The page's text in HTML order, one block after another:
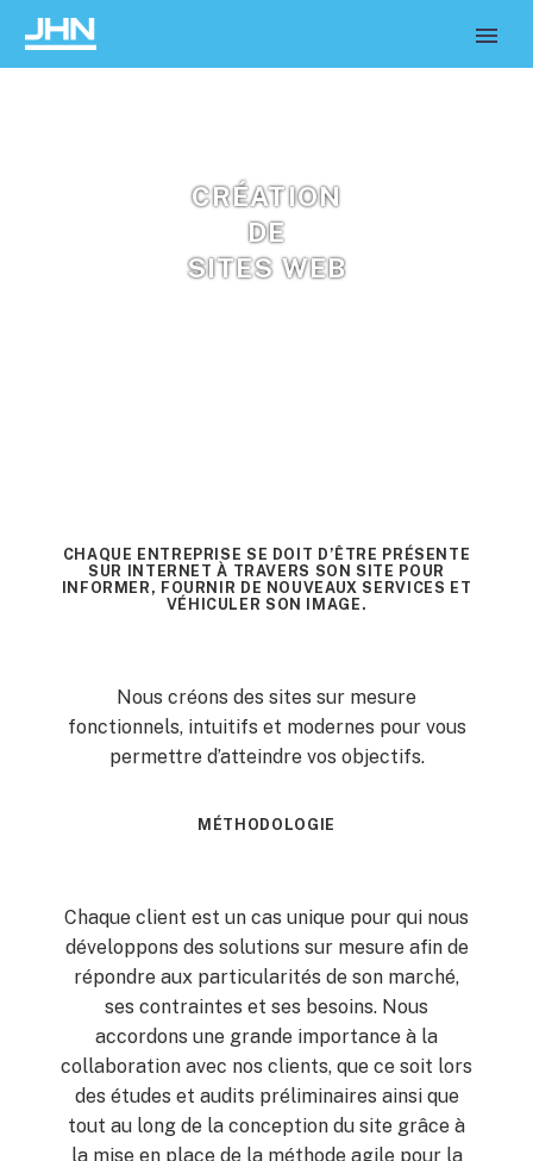
CRÉATION
DE
SITES WEB
CHAQUE ENTREPRISE SE DOIT D’ÊTRE PRÉSENTE
SUR INTERNET À TRAVERS SON SITE POUR
INFORMER, FOURNIR DE NOUVEAUX SERVICES ET
VÉHICULER SON IMAGE.
Nous créons des sites sur mesure
fonctionnels, intuitifs et modernes pour vous
permettre d’atteindre vos objectifs.
MÉTHODOLOGIE
Chaque client est un cas unique pour qui nous
développons des solutions sur mesure afin de
répondre aux particularités de son marché,
ses contraintes et ses besoins. Nous
accordons une grande importance à la
collaboration avec nos clients, que ce soit lors
des études et audits préliminaires ainsi que
tout au long de la conception du site grâce à
la mise en place de la méthode agile pour la